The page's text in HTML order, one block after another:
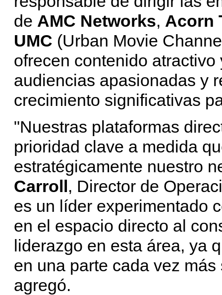
de AMC Networks, Acorn
UMC (Urban Movie
ofrecen contenido
audiencias apasionadas y
crecimiento significativas
"Nuestras plataformas
prioridad clave a medida
estratégicamente nuestro
Carroll, Director de
es un líder experimentado
en el espacio directo al
liderazgo en esta área, ya
en una parte cada vez
agregó.